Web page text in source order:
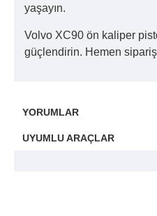
yaşayın.
Volvo XC90 ön kaliper
güçlendirin. Hemen
YORUMLAR
UYUMLU ARAÇLAR